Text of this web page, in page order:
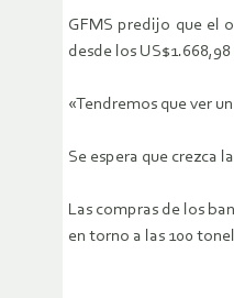
GFMS predijo que el
desde los
«Tendremos que ver
Se espera que crezca
Las compras de los
en torno a las 100